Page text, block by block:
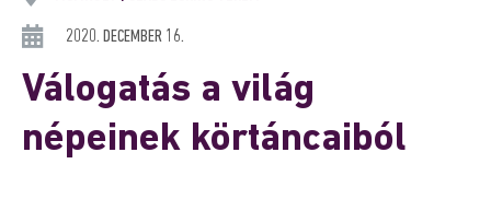
2020. DECEMBER 16.
Válogatás a világ
népeinek körtáncaiból